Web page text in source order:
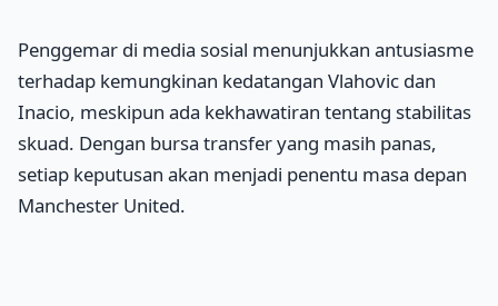
Penggemar di media sosial menunjukkan antusiasme
terhadap kemungkinan kedatangan Vlahovic dan
Inacio, meskipun ada kekhawatiran tentang stabilitas
skuad. Dengan bursa transfer yang masih panas,
setiap keputusan akan menjadi penentu masa depan
Manchester United.